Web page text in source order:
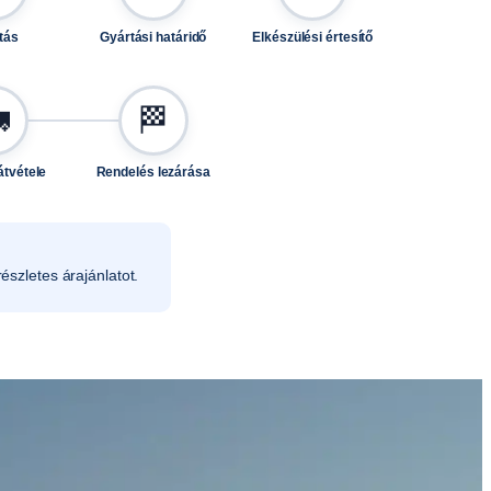
Gyártási határidő Elkészülési értesítő
🏁
Rendelés lezárása
árajánlatot.